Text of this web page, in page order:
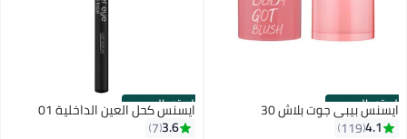
الستور الرسمي
ايسنس بيبي جوت بلاش 30
4.1
119
الستور الرسمي
ايسنس كحل العين الداخلية 01
3.6
7